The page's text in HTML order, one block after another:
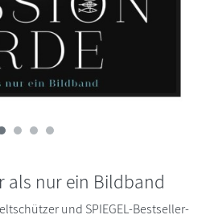
als nur ein Bildband
und SPIEGEL-Bestseller-